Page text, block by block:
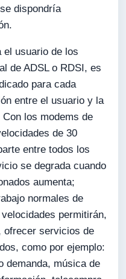
dispondría
el usuario de los
de ADSL o RDSI, es
para cada
entre el usuario y la
los modems de
de 30
entre todos los
se degrada cuando
aumenta;
normales de
permitirán,
ofrecer servicios de
como por ejemplo:
demanda, música de